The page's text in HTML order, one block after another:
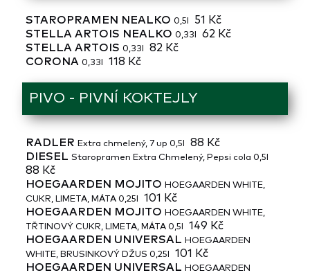
STAROPRAMEN NEALKO 0,5l
51 Kč
STELLA ARTOIS NEALKO 0,33l
62 Kč
STELLA ARTOIS 0,33l
82 Kč
CORONA 0,33l 118 Kč
PIVO - PIVNÍ KOKTEJLY
RADLER Extra chmelený, 7 up 0,5l
88 Kč
DIESEL Staropramen Extra Chmelený, Pepsi cola 0,5l
88 Kč
HOEGAARDEN MOJITO HOEGAARDEN WHITE,
CUKR, LIMETA, MÁTA 0,25l
101 Kč
HOEGAARDEN MOJITO HOEGAARDEN WHITE,
TŘTINOVÝ CUKR, LIMETA, MÁTA 0,5l
149 Kč
HOEGAARDEN UNIVERSAL HOEGAARDEN
WHITE, BRUSINKOVÝ DŽUS 0,25l
101 Kč
HOEGAARDEN UNIVERSAL HOEGAARDEN